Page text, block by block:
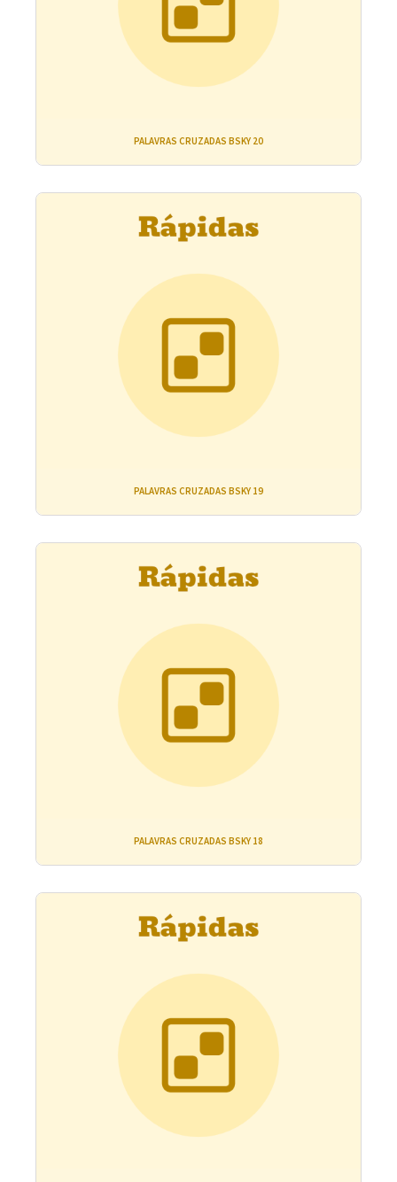
PALAVRAS CRUZADAS BSKY 20
PALAVRAS CRUZADAS BSKY 19
PALAVRAS CRUZADAS BSKY 18